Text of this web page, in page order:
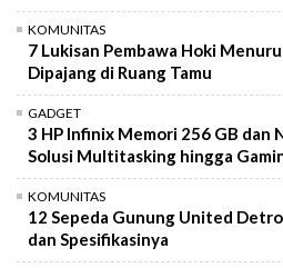
KOMUNITAS
7 Lukisan Pembawa Hoki
Dipajang di Ruang Tamu
GADGET
3 HP Infinix Memori 256 GB dan
Solusi Multitasking hingga
KOMUNITAS
12 Sepeda Gunung United
dan Spesifikasinya